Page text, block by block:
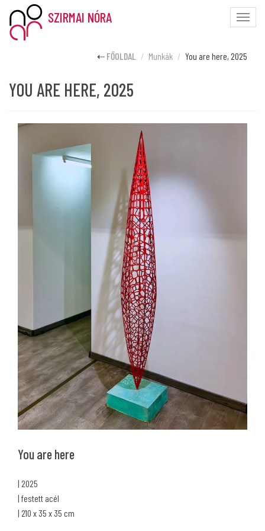
Toggle
SZIRMAI NÓRA
FŐOLDAL Munkák You are here, 2025
YOU ARE HERE, 2025
You are here
| 2025
| festett acél
| 210 x 35 x 35 cm